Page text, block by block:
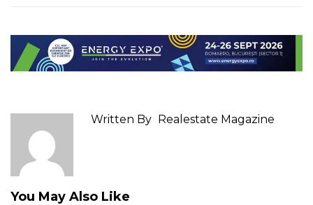
Written By Realestate Magazine
You May Also Like